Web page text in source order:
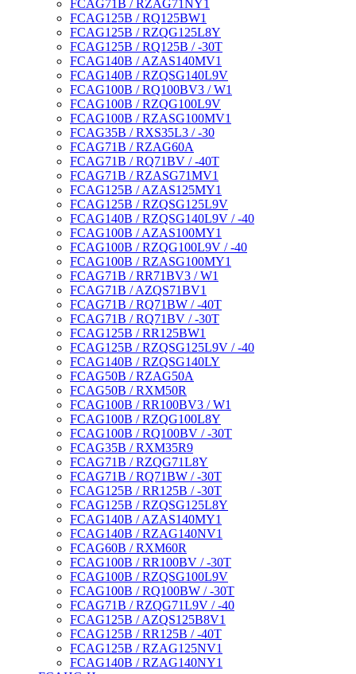
FCAG71B / RZAG71NY1
FCAG125B / RQ125BW1
FCAG125B / RZQG125L8Y
FCAG125B / RQ125B / -30T
FCAG140B / AZAS140MV1
FCAG140B / RZQSG140L9V
FCAG100B / RQ100BV3 / W1
FCAG100B / RZQG100L9V
FCAG100B / RZASG100MV1
FCAG35B / RXS35L3 / -30
FCAG71B / RZAG60A
FCAG71B / RQ71BV / -40T
FCAG71B / RZASG71MV1
FCAG125B / AZAS125MY1
FCAG125B / RZQSG125L9V
FCAG140B / RZQSG140L9V / -40
FCAG100B / AZAS100MY1
FCAG100B / RZQG100L9V / -40
FCAG100B / RZASG100MY1
FCAG71B / RR71BV3 / W1
FCAG71B / AZQS71BV1
FCAG71B / RQ71BW / -40T
FCAG71B / RQ71BV / -30T
FCAG125B / RR125BW1
FCAG125B / RZQSG125L9V / -40
FCAG140B / RZQSG140LY
FCAG50B / RZAG50A
FCAG50B / RXM50R
FCAG100B / RR100BV3 / W1
FCAG100B / RZQG100L8Y
FCAG100B / RQ100BV / -30T
FCAG35B / RXM35R9
FCAG71B / RZQG71L8Y
FCAG71B / RQ71BW / -30T
FCAG125B / RR125B / -30T
FCAG125B / RZQSG125L8Y
FCAG140B / AZAS140MY1
FCAG140B / RZAG140NV1
FCAG60B / RXM60R
FCAG100B / RR100BV / -30T
FCAG100B / RZQSG100L9V
FCAG100B / RQ100BW / -30T
FCAG71B / RZQG71L9V / -40
FCAG125B / AZQS125B8V1
FCAG125B / RR125B / -40T
FCAG125B / RZAG125NV1
FCAG140B / RZAG140NY1